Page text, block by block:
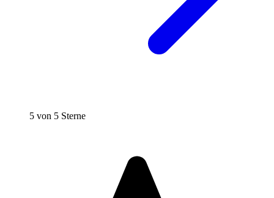
5 von 5 Sterne